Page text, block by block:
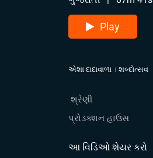
Play
એશા દાદાવાળા । શબ્દોત્સવ
શ્રેણી
પ્રોડક્શન હાઉસ
આ વિડિઓ શેયર કરો